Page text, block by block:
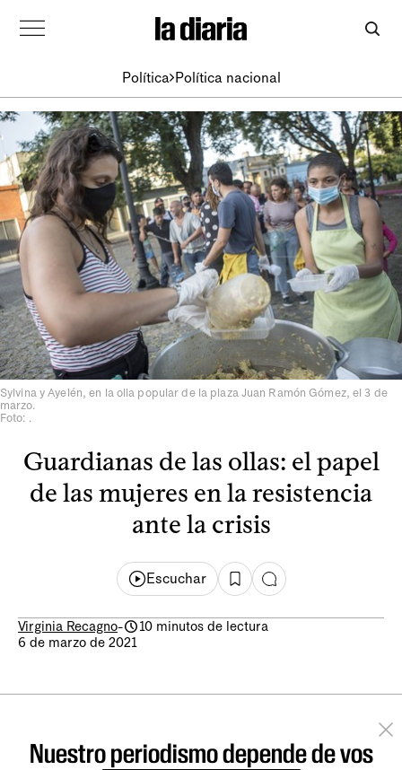
Política Política nacional
Sylvina y Ayelén, en la olla popular de la plaza Juan Ramón Gómez, el 3 de
marzo.
Foto: .
Guardianas de las ollas: el papel
de las mujeres en la resistencia
ante la crisis
Escuchar
Virginia Recagno-
10 minutos de lectura
6 de marzo de 2021
Nuestro periodismo depende de vos